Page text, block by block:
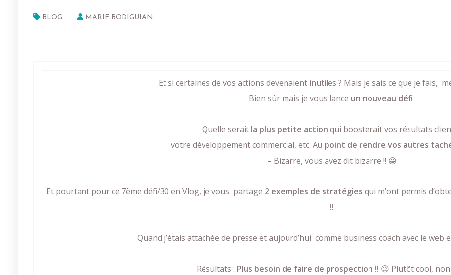
BLOG MARIE BODIGUIAN
Et si certaines de vos actions devenaient inutiles ? Mais je sais ce que je fais,
Bien sûr mais je vous lance un nouveau défi
Quelle serait la plus petite action qui boosterait vos résultats
votre développement commercial, etc. Au point de rendre vos autres
– Bizarre, vous avez dit bizarre !! 😀
Et pourtant pour ce 7ème défi/30 en Vlog, je vous partage 2 exemples de stratégies qui m’ont permis
!!
Quand j’étais attachée de presse et aujourd’hui comme business coach avec le web
Résultats : Plus besoin de faire de prospection !! 😉 Plutôt cool, non